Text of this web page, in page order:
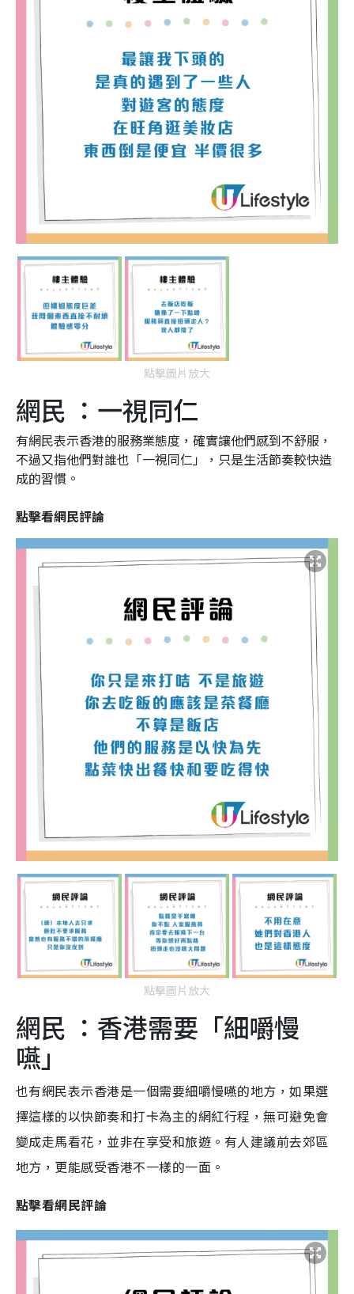
點擊圖片放大
網民 ：一視同仁
有網民表示香港的服務業態度，確實讓他們感到不舒服，
不過又指他們對誰也「一視同仁」，只是生活節奏較快造
成的習慣。
點擊看網民評論
點擊圖片放大
網民 ：香港需要「細嚼慢
嚥」
也有網民表示香港是一個需要細嚼慢嚥的地方，如果選
擇這樣的以快節奏和打卡為主的網紅行程，無可避免會
變成走馬看花，並非在享受和旅遊。有人建議前去郊區
地方，更能感受香港不一樣的一面。
點擊看網民評論